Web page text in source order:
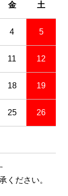
金 土
4 5
11 12
18 19
25 26
ください。